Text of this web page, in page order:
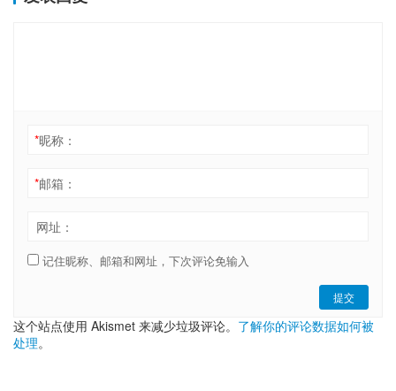
*昵称：
*邮箱：
网址：
记住昵称、邮箱和网址，下次评论免输入
提交
这个站点使用 Akismet 来减少垃圾评论。 了解你的评论数据如何被
处理。